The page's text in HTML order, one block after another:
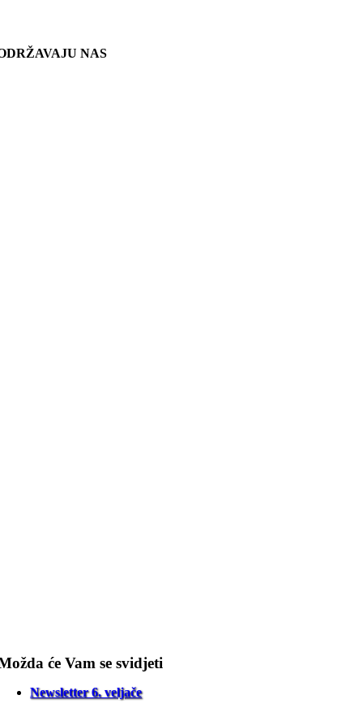
NAS
će Vam se svidjeti
Newsletter 6. veljače